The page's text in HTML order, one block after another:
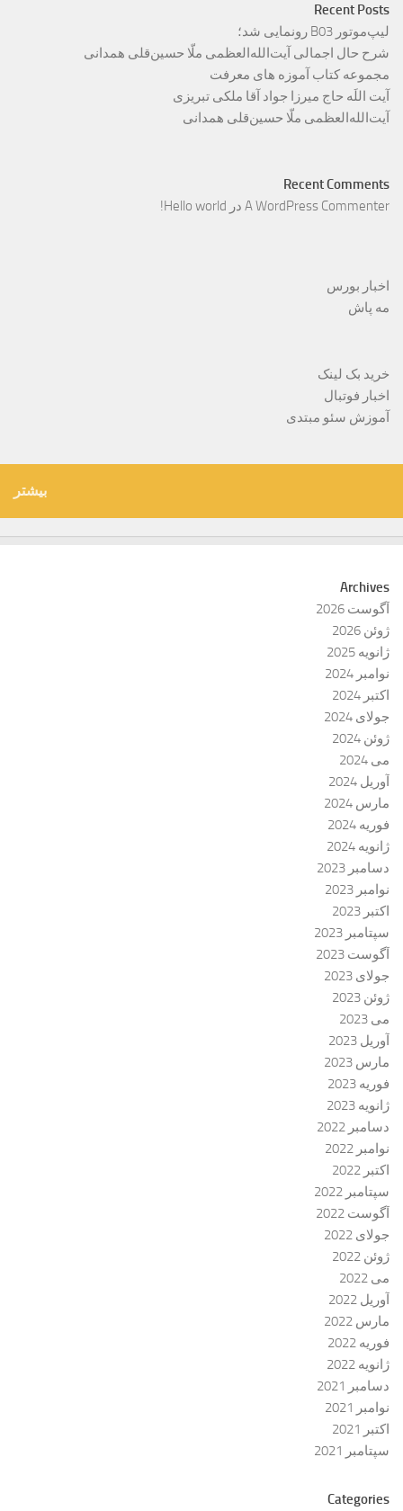
Recent Posts
لیپ‌موتور B03 رونمایی شد؛
شرح حال اجمالی آیت‌الله‌العظمی ملّا حسین‌قلی همدانی
مجموعه کتاب آموزه های معرفت
آیت اللَه حاج میرزا جواد آقا ملکی تبریزی
آیت‌الله‌العظمی ملّا حسین‌قلی همدانی
Recent Comments
A WordPress Commenter در Hello world!
اخبار بورس
مه پاش
خرید بک لینک
اخبار فوتبال
آموزش سئو مبتدی
بیشتر
Archives
آگوست 2026
ژوئن 2026
ژانویه 2025
نوامبر 2024
اکتبر 2024
جولای 2024
ژوئن 2024
می 2024
آوریل 2024
مارس 2024
فوریه 2024
ژانویه 2024
دسامبر 2023
نوامبر 2023
اکتبر 2023
سپتامبر 2023
آگوست 2023
جولای 2023
ژوئن 2023
می 2023
آوریل 2023
مارس 2023
فوریه 2023
ژانویه 2023
دسامبر 2022
نوامبر 2022
اکتبر 2022
سپتامبر 2022
آگوست 2022
جولای 2022
ژوئن 2022
می 2022
آوریل 2022
مارس 2022
فوریه 2022
ژانویه 2022
دسامبر 2021
نوامبر 2021
اکتبر 2021
سپتامبر 2021
Categories